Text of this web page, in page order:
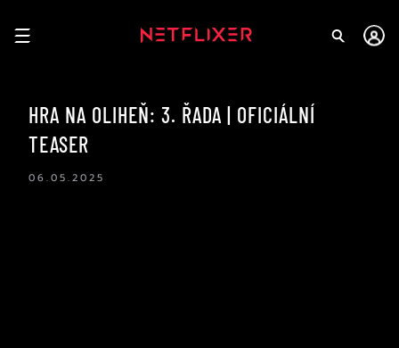
HRA NA OLIHEŇ: 3. ŘADA | OFICIÁLNÍ
TEASER
06.05.2025